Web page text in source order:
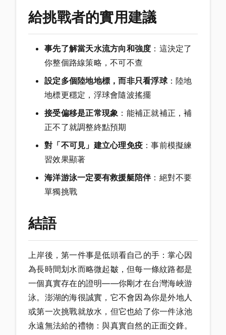
給挑戰者的實用建議
事先了解當天水流方向和強度 ：這決定了
你整個路線策略，不可不查
設定多個陸地地標，而非只看浮球：陸地
地標更穩定，浮球會隨波搖擺
接受偏移是正常現象 ：能補正就補正，補
正不了就調整終點預期
對「不可見」建立心理免疫 ：事前模擬練
習效果顯著
海洋游泳一定要有救援艇陪伴：絕對不要
單獨挑戰
結語
上岸後，第一件事是低頭看自己的手：掌心因
為長時間划水而略微起皺，但每一條紋路都是
一個真實存在的證明——你剛才在台灣海峽游
泳。澎湖的海很誠實，它不會因為你是外地人
或第一次挑戰就放水，但它也給了你一件泳池
永遠無法給的禮物：與真實自然的正面交鋒。